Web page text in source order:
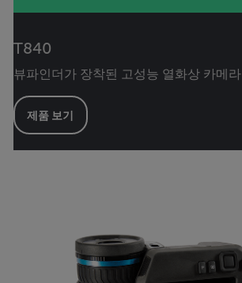
T840
뷰파인더가 장착된 고성능 열화상 카메라
제품 보기